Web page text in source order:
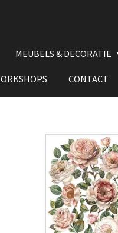
MEUBELS & DECORATIE
CONTACT